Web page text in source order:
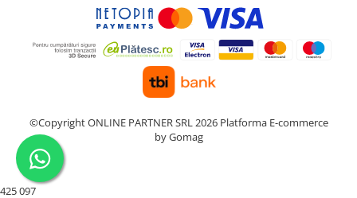
©Copyright ONLINE PARTNER SRL 2026 Platforma E-commerce
by Gomag
425 097